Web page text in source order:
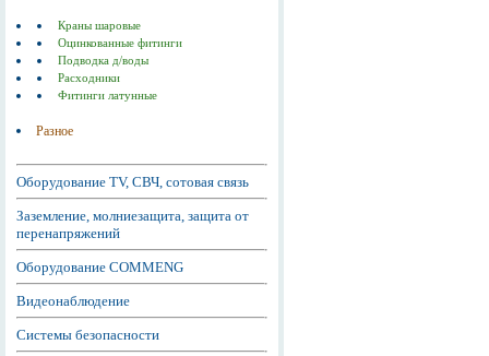
Краны шаровые
Оцинкованные фитинги
Подводка д/воды
Расходники
Фитинги латунные
Разное
Оборудование TV, СВЧ, сотовая связь
Заземление, молниезащита, защита от
перенапряжений
Оборудование COMMENG
Видеонаблюдение
Системы безопасности